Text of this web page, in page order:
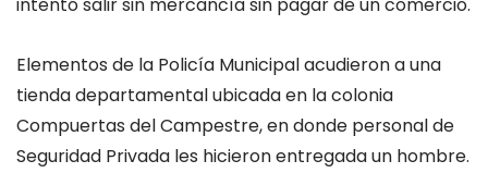
Elementos de la Policía Municipal acudieron a una
tienda departamental ubicada en la colonia
Compuertas del Campestre, en donde personal de
Seguridad Privada les hicieron entregada un hombre.